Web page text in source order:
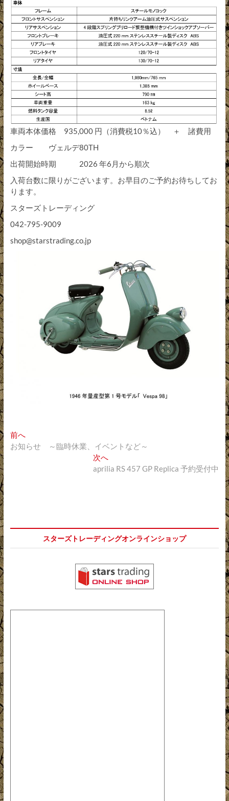
車両本体価格 935,000 円（消費税10％込） ＋ 諸費用
カラー ヴェルデ80TH
出荷開始時期 2026 年6月から順次
入荷台数に限りがございます。お早目のご予約お待ちしてお
ります。
スターズトレーディング
042-795-9009
shop@starstrading.co.jp
投
稿
シ
ョ
前へ過
去
お知らせ ～臨時休業、イベントなど～
次へ
の
aprilia RS 457 GP Replica 予約受付中
スターズトレーディングオンラインショップ